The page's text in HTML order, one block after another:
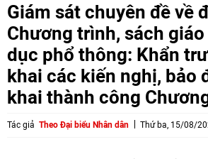
Giám sát chuyên đề về
Chương trình, sách
dục phổ thông: Khẩn
khai các kiến nghị, bảo
khai thành công
Tác giả Theo Đại biểu Nhân dân Thứ ba, 15/08/